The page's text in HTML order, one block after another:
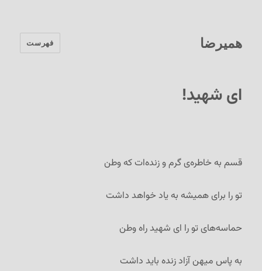
همیرضا فهرست
ای شهید!
قسم به خاطره‌ی گرم و زنده‌ات که وطن
تو را برای همیشه به یاد خواهد داشت
حماسه‌های تو را ای شهید راه وطن
به پاس میهن آزاد زنده باید داشت